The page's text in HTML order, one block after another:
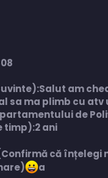
am
sa ma plimb cu
de
timp):2 ani
că
a